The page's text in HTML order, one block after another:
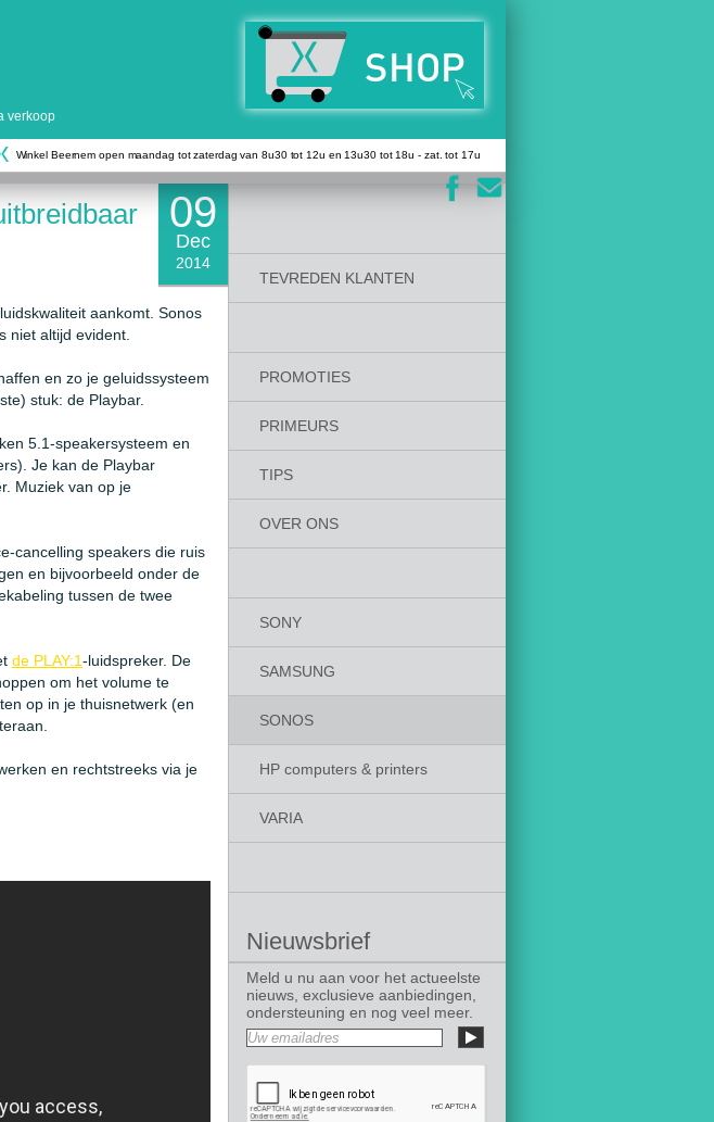
verkoop
Winkel Beernem open maandag tot zaterdag van 8u30 tot 12u en 13u30 tot 18u - zat. tot 17u
09
Dec
2014
aankomt. Sonos
niet altijd evident.
en zo je geluidssysteem
stuk: de Playbar.
5.1-speakersysteem en
Je kan de Playbar
Muziek van op je
cancelling speakers die ruis
en bijvoorbeeld onder de
tussen de twee
de PLAY:1-luidspreker. De
om het volume te
op in je thuisnetwerk (en
en rechtstreeks via je
TEVREDEN KLANTEN
PROMOTIES
PRIMEURS
TIPS
OVER ONS
SONY
SAMSUNG
SONOS
HP computers & printers
VARIA
Nieuwsbrief
Meld u nu aan voor het actueelste
nieuws, exclusieve aanbiedingen,
ondersteuning en nog veel meer.